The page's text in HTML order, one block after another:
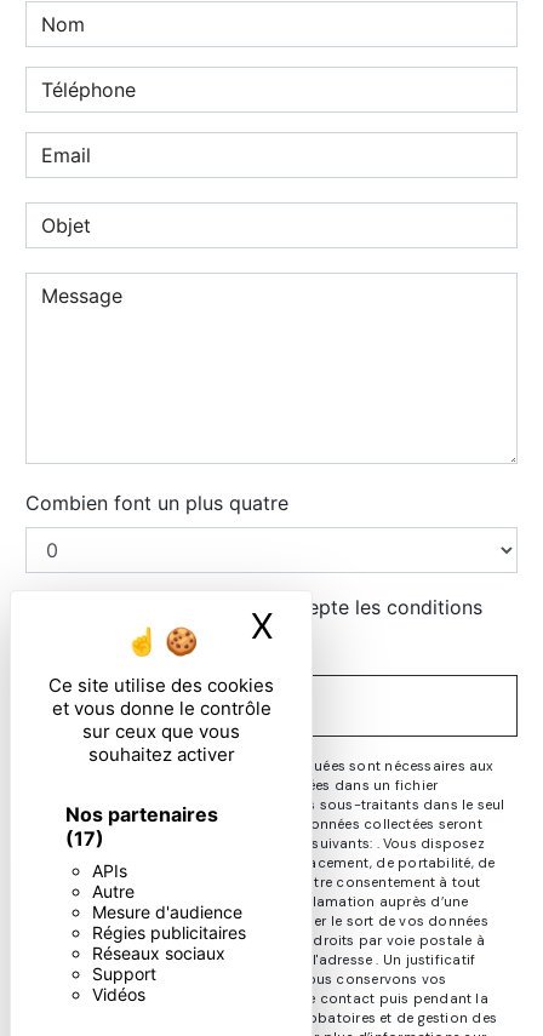
Ce site utilise des cookies
et vous donne le contrôle
sur ceux que vous
souhaitez activer
Nos partenaires
(17)
APIs
Autre
Mesure d'audience
Régies publicitaires
Réseaux sociaux
Support
Vidéos
X Masquer le
Combien font un plus quatre
En cochant cette case, j'accepte les conditions
particulières ci-dessous **
ENVOYER
** Les données personnelles communiquées sont nécessaires aux
fins de vous contacter et sont enregistrées dans un fichier
informatisé. Elles sont destinées à et ses sous-traitants dans le seul
but de répondre à votre message. Les données collectées seront
communiquées aux seuls destinataires suivants: . Vous disposez
de droits d’accès, de rectification, d’effacement, de portabilité, de
limitation, d’opposition, de retrait de votre consentement à tout
moment et du droit d’introduire une réclamation auprès d’une
autorité de contrôle, ainsi que d’organiser le sort de vos données
post-mortem. Vous pouvez exercer ces droits par voie postale à
l'adresse ou par courrier électronique à l'adresse . Un justificatif
d'identité pourra vous être demandé. Nous conservons vos
données pendant la période de prise de contact puis pendant la
durée de prescription légale aux fins probatoires et de gestion des